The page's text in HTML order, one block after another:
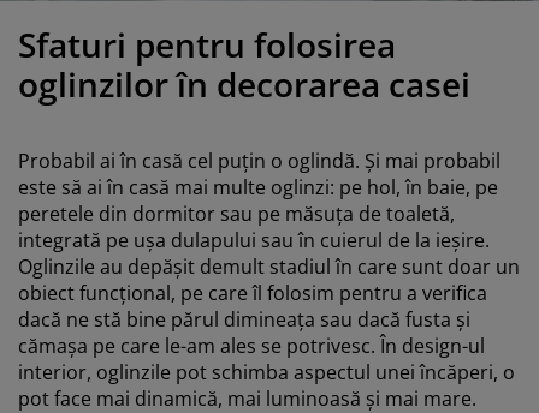
de saltea
Copii
copii
mobilierului
exterior
casă
pentru rufe
Sfaturi pentru folosirea
oglinzilor în decorarea casei
Probabil ai în casă cel puțin o oglindă. Și mai probabil
este să ai în casă mai multe oglinzi: pe hol, în baie, pe
peretele din dormitor sau pe măsuța de toaletă,
integrată pe ușa dulapului sau în cuierul de la ieșire.
Oglinzile au depășit demult stadiul în care sunt doar un
obiect funcțional, pe care îl folosim pentru a verifica
dacă ne stă bine părul dimineața sau dacă fusta și
cămașa pe care le-am ales se potrivesc. În design-ul
interior, oglinzile pot schimba aspectul unei încăperi, o
pot face mai dinamică, mai luminoasă și mai mare.